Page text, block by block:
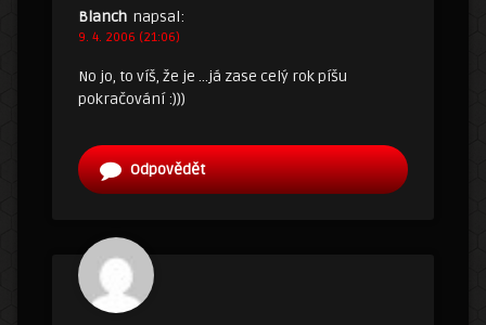
Blanch napsal:
9. 4. 2006 (21:06)
No jo, to víš, že je …já zase celý rok píšu
pokračování :)))
Odpovědět